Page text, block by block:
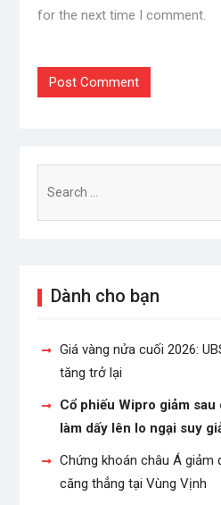
for the next time I comment.
for:
Dành cho bạn
Giá vàng nửa cuối 2026:
tăng trở lại
Cổ phiếu Wipro giảm
làm dấy lên lo ngại suy
Chứng khoán châu Á giảm
căng thẳng tại Vùng Vịnh